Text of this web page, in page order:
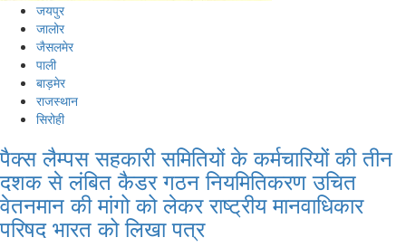
जयपुर
जालोर
जैसलमेर
पाली
बाड़मेर
राजस्थान
सिरोही
पैक्स लैम्पस सहकारी समितियों के कर्मचारियों की तीन
दशक से लंबित कैडर गठन नियमितिकरण उचित
वेतनमान की मांगो को लेकर राष्ट्रीय मानवाधिकार
परिषद भारत को लिखा पत्र